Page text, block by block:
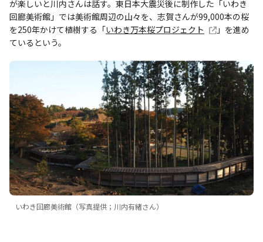
が楽しいと川内さんは話す。東日本大震災後に制作した「いわき
回廊美術館」では美術館周辺の山々を、志賀さんが99,000本の桜
を250年かけて植樹する「いわき万本桜プロジェクト
」を進め
ているという。
いわき回廊美術館（写真提供；川内有緒さん）